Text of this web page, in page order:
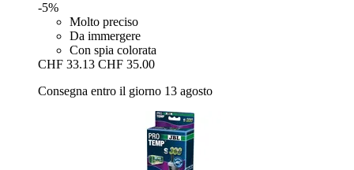
-5%
Molto preciso
Da immergere
Con spia colorata
CHF 33.13 CHF 35.00
Consegna entro il giorno 13 agosto